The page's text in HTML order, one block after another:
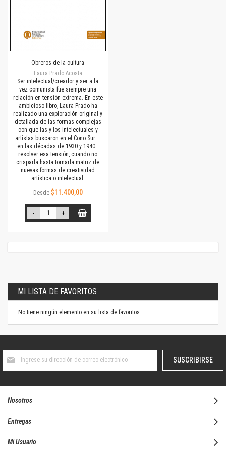
Obreros de la cultura
Laura Prado Acosta
Ser intelectual/creador y ser a la
vez comunista fue siempre una
relación en tensión extrema. En este
ambicioso libro, Laura Prado ha
realizado una exploración original y
detallada de las formas complejas
con que las y los intelectuales y
artistas buscaron en el Cono Sur –
en las décadas de 1930 y 1940–
resolver esa tensión, cuando no
crisparla hasta tornarla matriz de
nuevas formas de creatividad
artística o intelectual.
Desde $11.400,00
- +
MI LISTA DE FAVORITOS
No tiene ningún elemento en su lista de favoritos.
boletín
SUSCRIBIRSE
Nosotros
Entregas
Mi Usuario